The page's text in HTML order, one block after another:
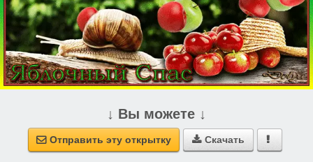
↓ Вы можете ↓
 Отправить эту открытку  Скачать 